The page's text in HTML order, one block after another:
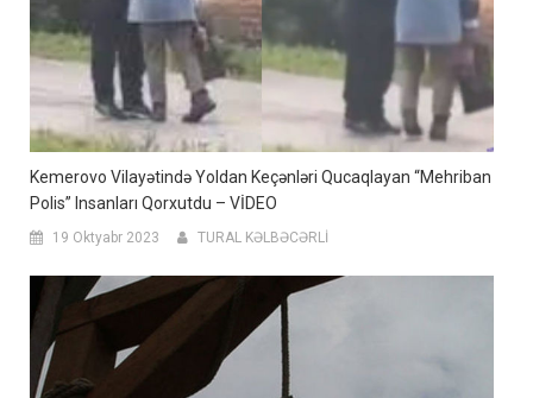
Kemerovo Vilayətində Yoldan Keçənləri Qucaqlayan “mehriban
Polis” Insanları Qorxutdu – VİDEO
19 Oktyabr 2023 TURAL KƏLBƏCƏRLİ